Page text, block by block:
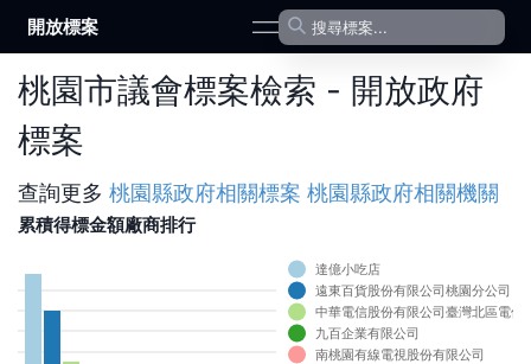
開放標案 open navigation menu
桃園市議會標案檢索 - 開放政府
標案
查詢更多 桃園縣政府相關標案 桃園縣政府相關機關
累積得標金額廠商排行
達億小吃店
遠東百貨股份有限公司桃園分公司
中華電信股份有限公司臺灣北區電信
九百企業有限公司
南桃園有線電視股份有限公司